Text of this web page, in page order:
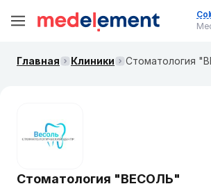
Главная Клиники Стоматология
Стоматология "ВЕСОЛЬ"